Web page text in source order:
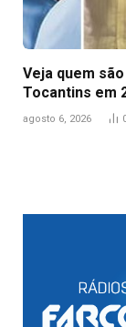
Veja quem
Tocantins em
agosto 6, 2026